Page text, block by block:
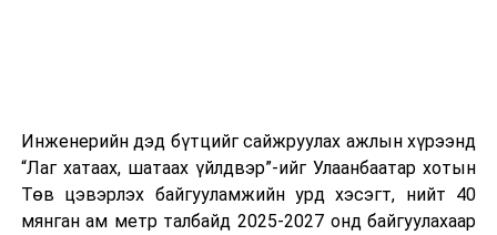
өдөр тутмын ажлын бэлэн байдлыг хангах зэрэг
практик ур чадварыг сургалтын хөтөлбөрт тусгажээ.
Сургалтыг танилцуулах лекц, асуулт-хариулт,
Инженерийн дэд бүтцийг сайжруулах ажлын хүрээнд
“Лаг хатаах, шатаах үйлдвэр”-ийг Улаанбаатар хотын
Төв цэвэрлэх байгууламжийн урд хэсэгт, нийт 40
мянган ам метр талбайд 2025-2027 онд байгуулахаар